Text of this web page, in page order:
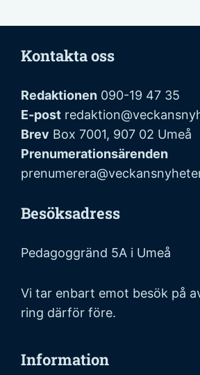
Kontakta oss
Redaktionen 090-19 47 35
E-post
Brev Box 7001, 907 02 Umeå
Prenumerationsärenden
Besöksadress
Pedagoggränd 5A i Umeå
Vi tar enbart emot besök på
ring därför före.
Information